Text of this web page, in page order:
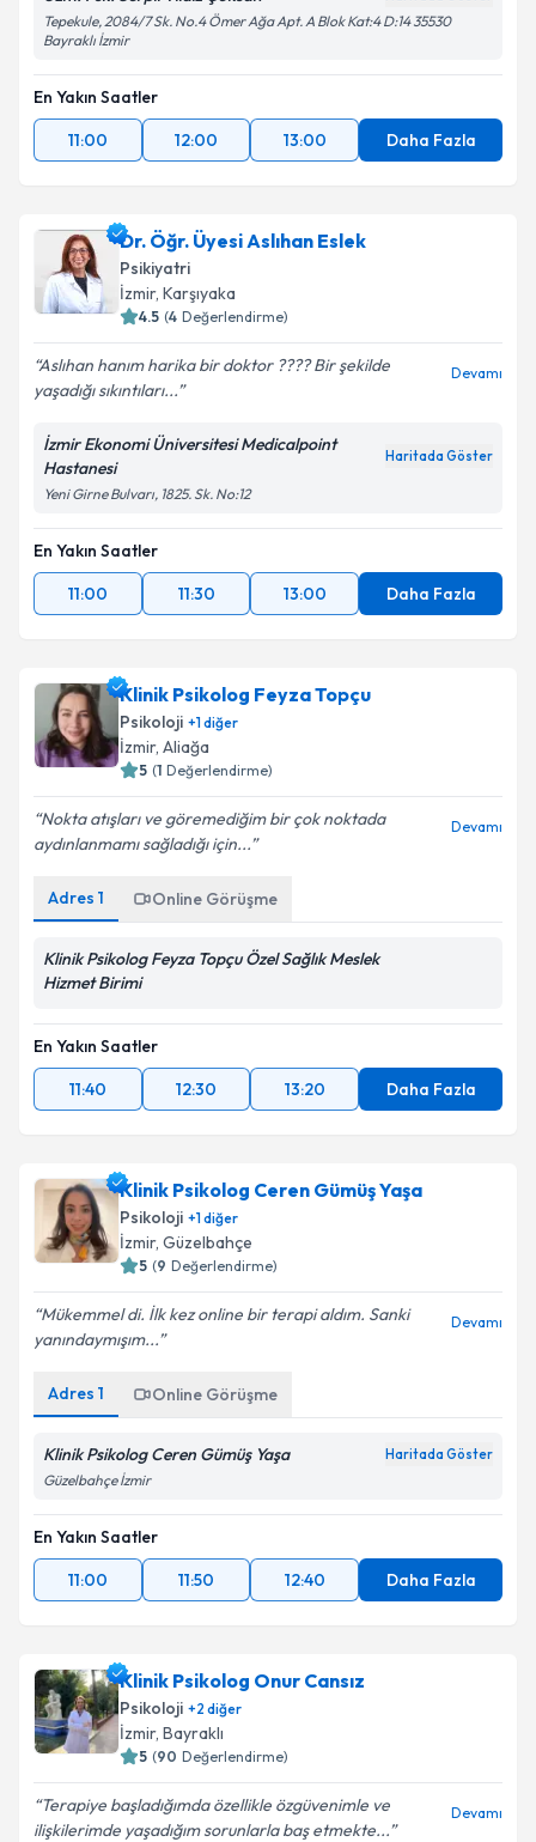
Tepekule, 2084/7 Sk. No.4 Ömer Ağa Apt. A Blok Kat:4 D:14 35530
Bayraklı İzmir
En Yakın Saatler
11:00
12:00 13:00 Daha Fazla
Dr. Öğr. Üyesi Aslıhan Eslek
Psikiyatri
İzmir, Karşıyaka
4.5 (4 Değerlendirme)
Aslıhan hanım harika bir doktor ???? Bir şekilde
yaşadığı sıkıntıları...
Devamı
İzmir Ekonomi Üniversitesi Medicalpoint
Hastanesi
Haritada Göster
Yeni Girne Bulvarı, 1825. Sk. No:12
En Yakın Saatler
11:00
11:30 13:00 Daha Fazla
Klinik Psikolog Feyza Topçu
Psikoloji +1diğer
İzmir, Aliağa
5 (1 Değerlendirme)
Nokta atışları ve göremediğim bir çok noktada
aydınlanmamı sağladığı için...
Devamı
Adres 1 Online Görüşme
Klinik Psikolog Feyza Topçu Özel Sağlık Meslek
Hizmet Birimi
En Yakın Saatler
11:40
12:30 13:20 Daha Fazla
Klinik Psikolog Ceren Gümüş Yaşa
Psikoloji +1diğer
İzmir, Güzelbahçe
5 (9 Değerlendirme)
Mükemmel di. İlk kez online bir terapi aldım. Sanki
yanındaymışım...
Devamı
Adres 1 Online Görüşme
Klinik Psikolog Ceren Gümüş Yaşa Haritada Göster
Güzelbahçe İzmir
En Yakın Saatler
11:00
11:50 12:40 Daha Fazla
Klinik Psikolog Onur Cansız
Psikoloji +2 diğer
İzmir, Bayraklı
5 (90 Değerlendirme)
Terapiye başladığımda özellikle özgüvenimle ve
ilişkilerimde yaşadığım sorunlarla baş etmekte...
Devamı